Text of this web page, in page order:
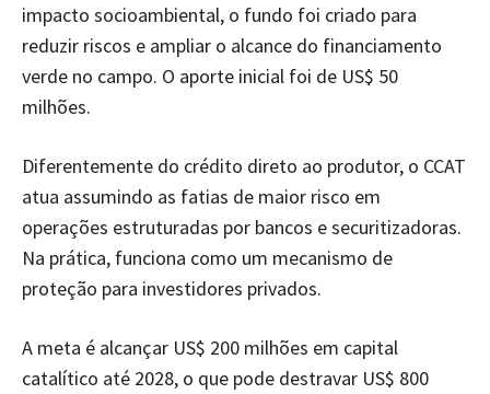
impacto socioambiental, o fundo foi criado para
reduzir riscos e ampliar o alcance do financiamento
verde no campo. O aporte inicial foi de US$ 50
milhões.
Diferentemente do crédito direto ao produtor, o CCAT
atua assumindo as fatias de maior risco em
operações estruturadas por bancos e securitizadoras.
Na prática, funciona como um mecanismo de
proteção para investidores privados.
A meta é alcançar US$ 200 milhões em capital
catalítico até 2028, o que pode destravar US$ 800